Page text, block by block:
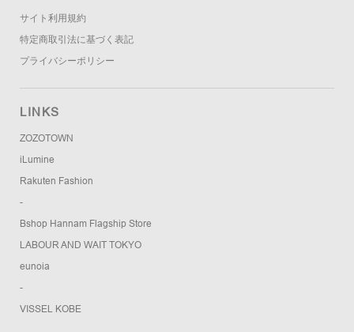
サイト利用規約
特定商取引法に基づく表記
プライバシーポリシー
LINKS
ZOZOTOWN
iLumine
Rakuten Fashion
-
Bshop Hannam Flagship Store
LABOUR AND WAIT TOKYO
eunoia
-
VISSEL KOBE